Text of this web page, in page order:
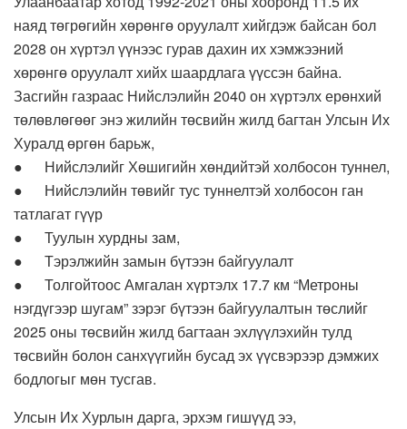
наяд төгрөгийн хөрөнгө оруулалт хийгдэж байсан бол
2028 он хүртэл үүнээс гурав дахин их хэмжээний
хөрөнгө оруулалт хийх шаардлага үүссэн байна.
Засгийн газраас Нийслэлийн 2040 он хүртэлх ерөнхий
төлөвлөгөөг энэ жилийн төсвийн жилд багтан Улсын Их
Хуралд өргөн барьж,
● Нийслэлийг Хөшигийн хөндийтэй холбосон туннел,
● Нийслэлийн төвийг тус туннелтэй холбосон ган
татлагат гүүр
● Туулын хурдны зам,
● Тэрэлжийн замын бүтээн байгуулалт
● Толгойтоос Амгалан хүртэлх 17.7 км “Метроны
нэгдүгээр шугам” зэрэг бүтээн байгуулалтын төслийг
2025 оны төсвийн жилд багтаан эхлүүлэхийн тулд
төсвийн болон санхүүгийн бусад эх үүсвэрээр дэмжих
бодлогыг мөн тусгав.
Улсын Их Хурлын дарга, эрхэм гишүүд ээ,